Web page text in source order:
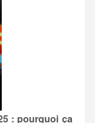
: pourquoi ça